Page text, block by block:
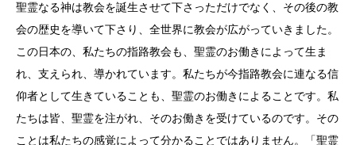
聖霊なる神は教会を誕生させて下さっただけでなく、その後の教
会の歴史を導いて下さり、全世界に教会が広がっていきました。
この日本の、私たちの指路教会も、聖霊のお働きによって生ま
れ、支えられ、導かれています。私たちが今指路教会に連なる信
仰者として生きていることも、聖霊のお働きによることです。私
たちは皆、聖霊を注がれ、そのお働きを受けているのです。その
ことは私たちの感覚によって分かることではありません。「聖霊